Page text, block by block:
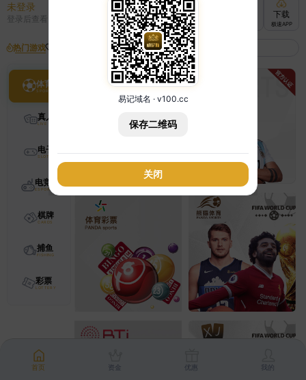
未登录
登录后查看 充值
快速到账
下载
极速APP
热门游戏
体育
真人
电子
电竞
棋牌
捕鱼
彩票
首页 资金 优惠 我的
易记域名 · v100.cc
保存二维码
关闭